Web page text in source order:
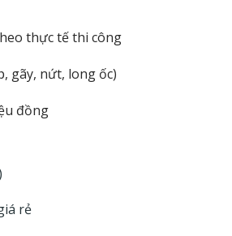
thực tế thi công
gãy, nứt, long ốc)
đồng
rẻ